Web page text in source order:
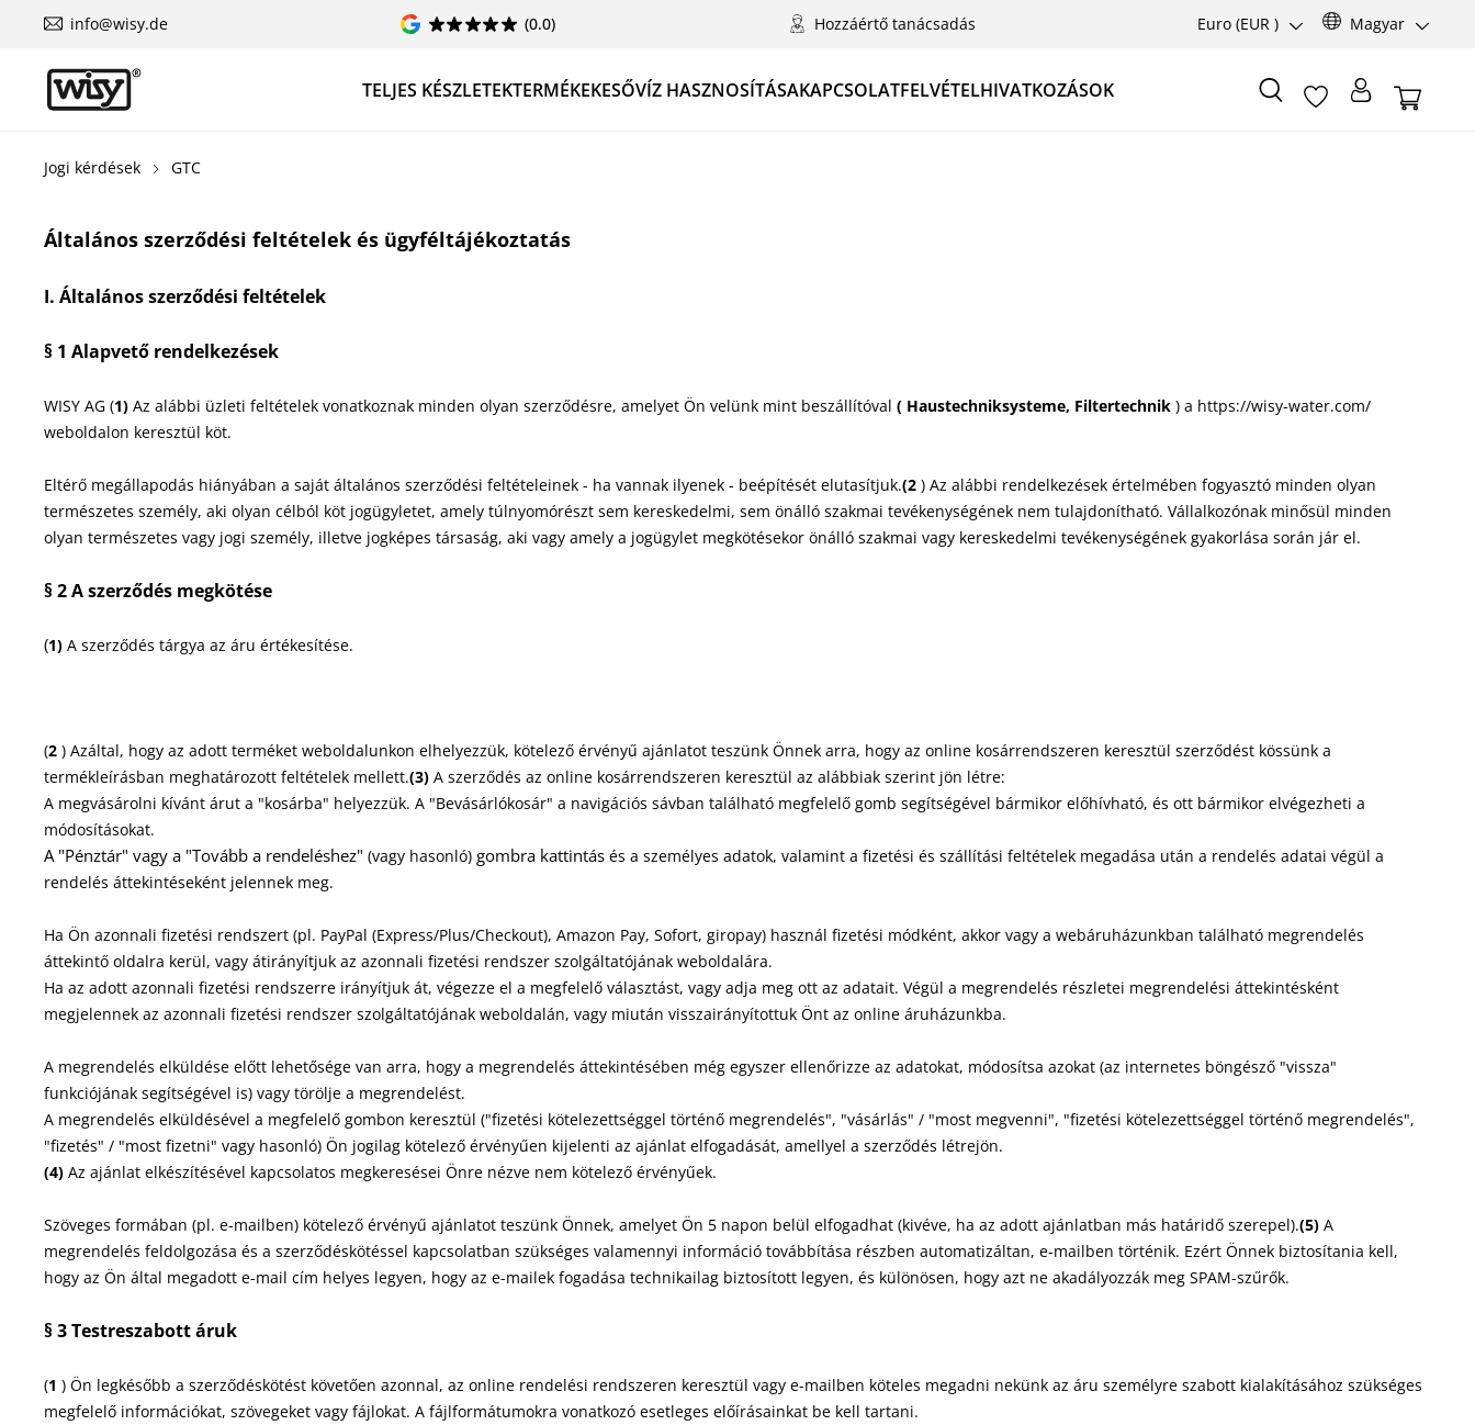
info@wisy.de (0.0) Hozzáértő tanácsadás Euro (EUR ) Magyar
TELJES KÉSZLETEKTERMÉKEKESŐVÍZ HASZNOSÍTÁSAKAPCSOLATFELVÉTELHIVATKOZÁSOK
Jogi kérdések GTC
Általános szerződési feltételek és ügyféltájékoztatás
I. Általános szerződési feltételek
§ 1 Alapvető rendelkezések
WISY AG (1) Az alábbi üzleti feltételek vonatkoznak minden olyan szerződésre, amelyet Ön velünk mint beszállítóval ( Haustechniksysteme, Filtertechnik ) a https://wisy-water.com/
weboldalon keresztül köt.
Eltérő megállapodás hiányában a saját általános szerződési feltételeinek - ha vannak ilyenek - beépítését elutasítjuk.(2 ) Az alábbi rendelkezések értelmében fogyasztó minden olyan
természetes személy, aki olyan célból köt jogügyletet, amely túlnyomórészt sem kereskedelmi, sem önálló szakmai tevékenységének nem tulajdonítható. Vállalkozónak minősül minden
olyan természetes vagy jogi személy, illetve jogképes társaság, aki vagy amely a jogügylet megkötésekor önálló szakmai vagy kereskedelmi tevékenységének gyakorlása során jár el.
§ 2 A szerződés megkötése
(1) A szerződés tárgya az áru értékesítése.
(2 ) Azáltal, hogy az adott terméket weboldalunkon elhelyezzük, kötelező érvényű ajánlatot teszünk Önnek arra, hogy az online kosárrendszeren keresztül szerződést kössünk a
termékleírásban meghatározott feltételek mellett.(3) A szerződés az online kosárrendszeren keresztül az alábbiak szerint jön létre:
A megvásárolni kívánt árut a "kosárba" helyezzük. A "Bevásárlókosár" a navigációs sávban található megfelelő gomb segítségével bármikor előhívható, és ott bármikor elvégezheti a
módosításokat.
A "Pénztár" vagy a "Tovább a rendeléshez" (vagy hasonló) gombra kattintás és a személyes adatok, valamint a fizetési és szállítási feltételek megadása után a rendelés adatai végül a
rendelés áttekintéseként jelennek meg.
Ha Ön azonnali fizetési rendszert (pl. PayPal (Express/Plus/Checkout), Amazon Pay, Sofort, giropay) használ fizetési módként, akkor vagy a webáruházunkban található megrendelés
áttekintő oldalra kerül, vagy átirányítjuk az azonnali fizetési rendszer szolgáltatójának weboldalára.
Ha az adott azonnali fizetési rendszerre irányítjuk át, végezze el a megfelelő választást, vagy adja meg ott az adatait. Végül a megrendelés részletei megrendelési áttekintésként
megjelennek az azonnali fizetési rendszer szolgáltatójának weboldalán, vagy miután visszairányítottuk Önt az online áruházunkba.
A megrendelés elküldése előtt lehetősége van arra, hogy a megrendelés áttekintésében még egyszer ellenőrizze az adatokat, módosítsa azokat (az internetes böngésző "vissza"
funkciójának segítségével is) vagy törölje a megrendelést.
A megrendelés elküldésével a megfelelő gombon keresztül ("fizetési kötelezettséggel történő megrendelés", "vásárlás" / "most megvenni", "fizetési kötelezettséggel történő megrendelés",
"fizetés" / "most fizetni" vagy hasonló) Ön jogilag kötelező érvényűen kijelenti az ajánlat elfogadását, amellyel a szerződés létrejön.
(4) Az ajánlat elkészítésével kapcsolatos megkeresései Önre nézve nem kötelező érvényűek.
Szöveges formában (pl. e-mailben) kötelező érvényű ajánlatot teszünk Önnek, amelyet Ön 5 napon belül elfogadhat (kivéve, ha az adott ajánlatban más határidő szerepel).(5) A
megrendelés feldolgozása és a szerződéskötéssel kapcsolatban szükséges valamennyi információ továbbítása részben automatizáltan, e-mailben történik. Ezért Önnek biztosítania kell,
hogy az Ön által megadott e-mail cím helyes legyen, hogy az e-mailek fogadása technikailag biztosított legyen, és különösen, hogy azt ne akadályozzák meg SPAM-szűrők.
§ 3Testreszabott áruk
(1 ) Ön legkésőbb a szerződéskötést követően azonnal, az online rendelési rendszeren keresztül vagy e-mailben köteles megadni nekünk az áru személyre szabott kialakításához szükséges
megfelelő információkat, szövegeket vagy fájlokat. A fájlformátumokra vonatkozó esetleges előírásainkat be kell tartani.